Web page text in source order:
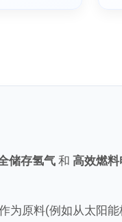
储存氢气和 高效燃料
为原料(例如从太阳